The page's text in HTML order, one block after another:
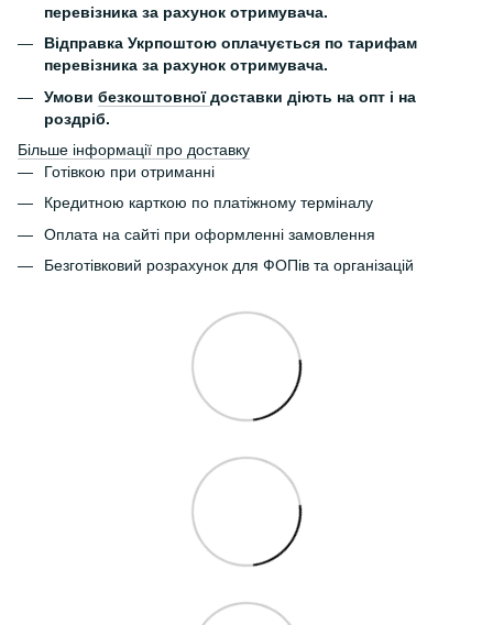
перевізника за рахунок отримувача.
Відправка Укрпоштою оплачується по тарифам
перевізника за рахунок отримувача.
Умови безкоштовноїдоставки діють на опт і на
роздріб.
Більше інформації про доставку
Готівкою при отриманні
Кредитною карткою по платіжному терміналу
Оплата на сайті при оформленні замовлення
Безготівковий розрахунок для ФОПів та організацій